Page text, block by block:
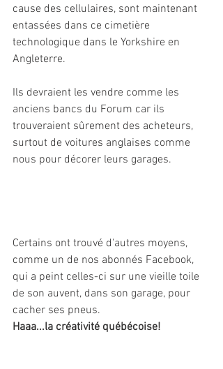
cause des cellulaires, sont maintenant
entassées dans ce cimetière
technologique dans le Yorkshire en
Angleterre.
Ils devraient les vendre comme les
anciens bancs du Forum car ils
trouveraient sûrement des acheteurs,
surtout de voitures anglaises comme
nous pour décorer leurs garages.
Certains ont trouvé d'autres moyens,
comme un de nos abonnés Facebook,
qui a peint celles-ci sur une vieille toile
de son auvent, dans son garage, pour
cacher ses pneus.
Haaa...la créativité québécoise!